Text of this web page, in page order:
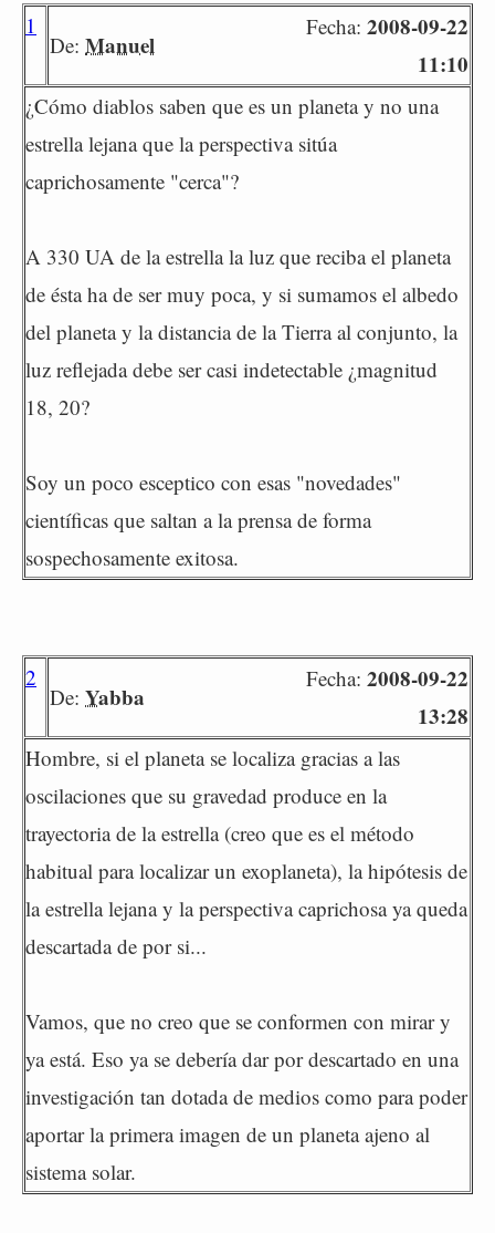
1
De: Manuel
Fecha: 2008-09-22
11:10
¿Cómo diablos saben que es un planeta y no una
estrella lejana que la perspectiva sitúa
caprichosamente "cerca"?
A 330 UA de la estrella la luz que reciba el planeta
de ésta ha de ser muy poca, y si sumamos el albedo
del planeta y la distancia de la Tierra al conjunto, la
luz reflejada debe ser casi indetectable ¿magnitud
18, 20?
Soy un poco esceptico con esas "novedades"
científicas que saltan a la prensa de forma
sospechosamente exitosa.
2
De: Yabba
Fecha: 2008-09-22
13:28
Hombre, si el planeta se localiza gracias a las
oscilaciones que su gravedad produce en la
trayectoria de la estrella (creo que es el método
habitual para localizar un exoplaneta), la hipótesis de
la estrella lejana y la perspectiva caprichosa ya queda
descartada de por si...
Vamos, que no creo que se conformen con mirar y
ya está. Eso ya se debería dar por descartado en una
investigación tan dotada de medios como para poder
aportar la primera imagen de un planeta ajeno al
sistema solar.